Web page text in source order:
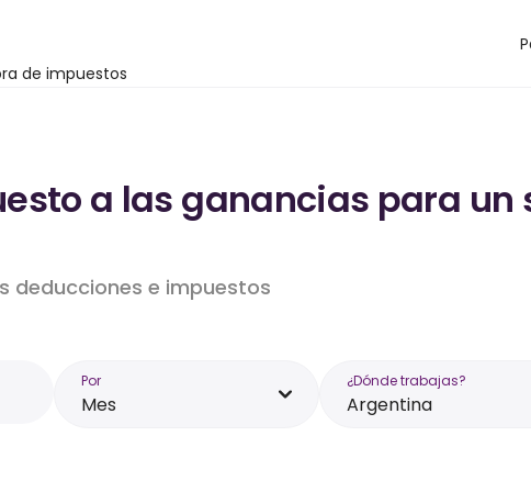
de impuestos
a las ganancias para un
deducciones e impuestos
Por
Mes
¿Dónde trabajas?
Argentina